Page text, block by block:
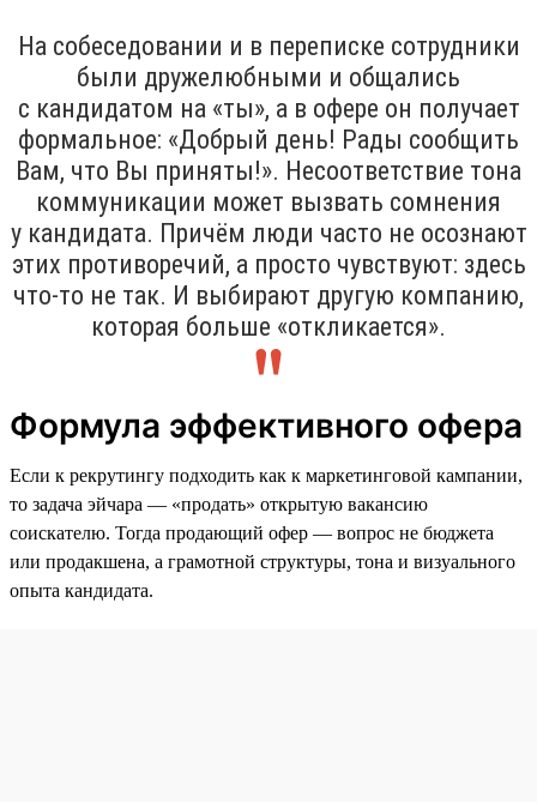
На собеседовании и в переписке сотрудники
были дружелюбными и общались
с кандидатом на «ты», а в офере он получает
формальное: «Добрый день! Рады сообщить
Вам, что Вы приняты!». Несоответствие тона
коммуникации может вызвать сомнения
у кандидата. Причём люди часто не осознают
этих противоречий, а просто чувствуют: здесь
что-то не так. И выбирают другую компанию,
которая больше «откликается».
Формула эффективного офера
Если к рекрутингу подходить как к маркетинговой кампании,
то задача эйчара — «продать» открытую вакансию
соискателю. Тогда продающий офер — вопрос не бюджета
или продакшена, а грамотной структуры, тона и визуального
опыта кандидата.